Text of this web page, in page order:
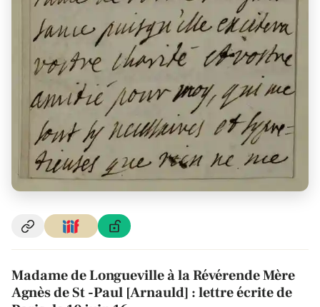
Madame de Longueville à la Révérende Mère
Agnès de St -Paul [Arnauld] : lettre écrite de